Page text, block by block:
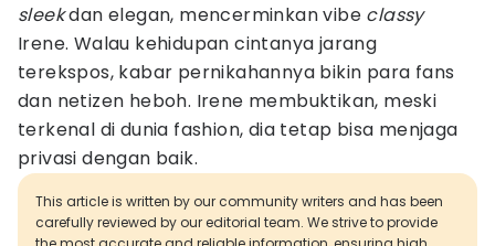
sleekdan elegan, mencerminkan vibe classy
Irene. Walau kehidupan cintanya jarang
terekspos, kabar pernikahannya bikin para fans
dan netizen heboh. Irene membuktikan, meski
terkenal di dunia fashion, dia tetap bisa menjaga
privasi dengan baik.
This article is written by our community writers and has been
carefully reviewed by our editorial team. We strive to provide